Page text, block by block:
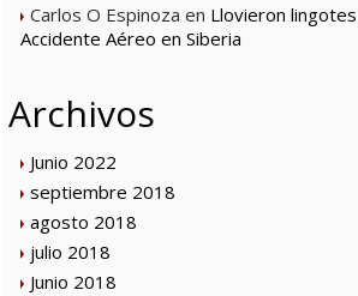
Carlos O Espinoza en Llovieron
Accidente Aéreo en Siberia
Archivos
Junio 2022
septiembre 2018
agosto 2018
julio 2018
Junio 2018